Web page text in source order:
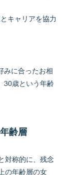
キャリアを協力
みに合ったお相
30歳という年齢
齢層
対称的に、残念
の年齢層の女